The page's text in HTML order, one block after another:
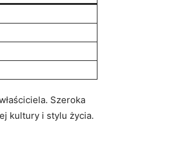
Szeroka
⁢kultury ⁣i ‌stylu życia.